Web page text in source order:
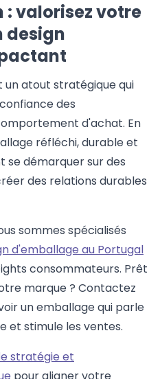
: valorisez votre
design
un atout stratégique qui
des
d'achat. En
réfléchi, durable et
se démarquer sur des
des relations durables
sommes spécialisés
d'emballage au Portugal
consommateurs. Prêt
marque ? Contactez
un emballage qui parle
et stimule les ventes.
stratégie et